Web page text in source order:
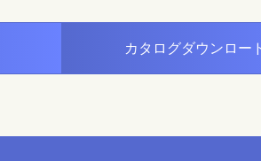
カタログダウンロー